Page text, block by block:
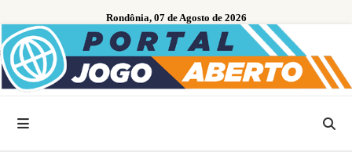
Rondônia, 07 de Agosto de 2026